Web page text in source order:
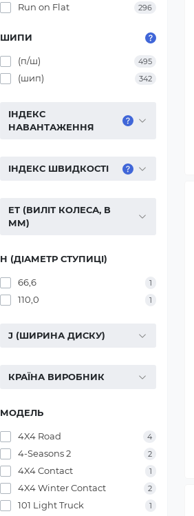
Run on Flat 296
ШИПИ
(п/ш) 495
(шип) 342
ІНДЕКС
НАВАНТАЖЕННЯ
ІНДЕКС ШВИДКОСТІ
ET (ВИЛІТ КОЛЕСА, В
ММ)
H (ДІАМЕТР СТУПИЦІ)
66,6 1
110,0 1
J (ШИРИНА ДИСКУ)
КРАЇНА ВИРОБНИК
МОДЕЛЬ
4X4 Road 4
4-Seasons 2 2
4X4 Contact 1
4X4 Winter Contact 2
101 Light Truck 1